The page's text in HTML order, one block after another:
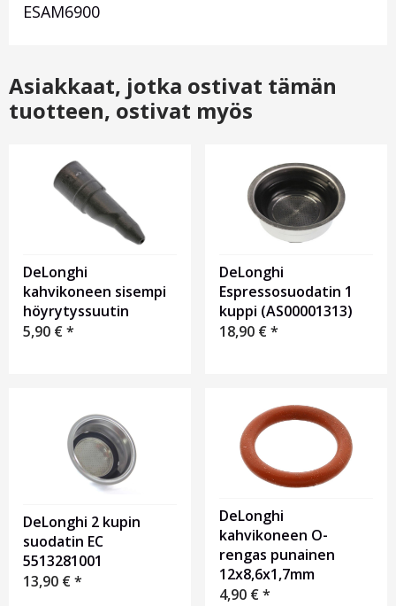
ESAM6900
Asiakkaat, jotka ostivat tämän
tuotteen, ostivat myös
DeLonghi
kahvikoneen sisempi
höyrytyssuutin
5,90 €*
DeLonghi
Espressosuodatin 1
kuppi (AS00001313)
18,90 €*
DeLonghi 2 kupin
suodatin EC
5513281001
13,90 €*
DeLonghi
kahvikoneen O-
rengas punainen
12х8,6х1,7mm
4,90 €*